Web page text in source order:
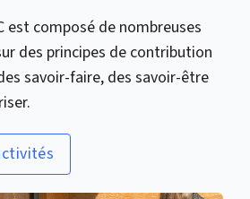
est composé de nombreuses
des principes de contribution
savoir-faire, des savoir-être